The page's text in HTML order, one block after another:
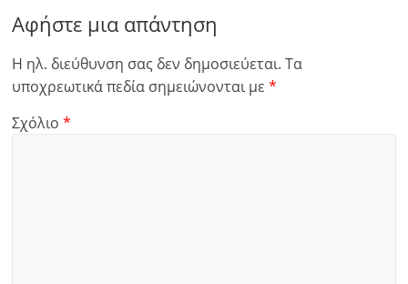
Αφήστε μια απάντηση
Η ηλ. διεύθυνση σας δεν δημοσιεύεται. Τα
υποχρεωτικά πεδία σημειώνονται με*
Σχόλιο*